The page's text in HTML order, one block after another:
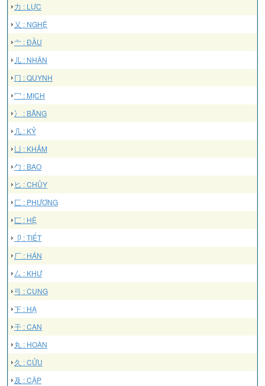
力 : LỰC
乂 : NGHỆ
亠 : ĐẦU
儿 : NHÂN
冂 : QUYNH
冖 : MỊCH
冫 : BĂNG
几 : KỶ
凵 : KHẢM
勹 : BAO
匕 : CHỦY
匚 : PHƯƠNG
匸 : HỆ
卩 : TIẾT
厂 : HÁN
厶 : KHƯ
弓 : CUNG
下 : HẠ
干 : CAN
丸 : HOÀN
久 : CỬU
及 : CẬP